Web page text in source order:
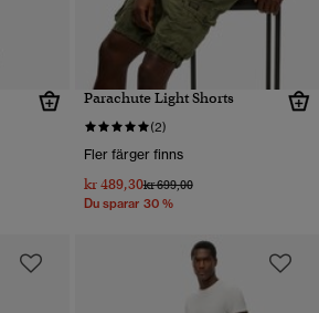
Parachute Light Shorts
(2)
Fler färger finns
kr 489,30Pris reducerat från
kr 699,00till
Du sparar 30 %